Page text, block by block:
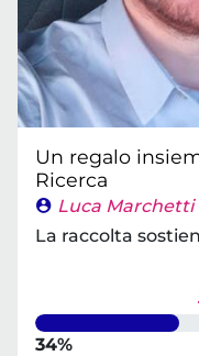
Un regalo
Ricerca
Luca Marchetti
La raccolta
34%